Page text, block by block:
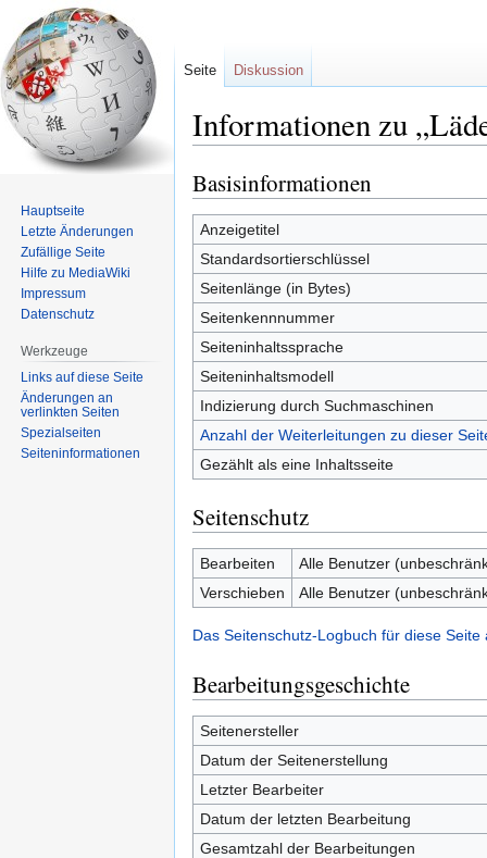
Informationen zu
Zur
Navigation
springen
Zur
Suche
springen
Basisinformationen
Anzeigetitel
Standardsortierschlüssel
Seitenlänge (in Bytes)
Seitenkennnummer
Seiteninhaltssprache
Seiteninhaltsmodell
Indizierung durch Suchmaschinen
Anzahl der Weiterleitungen zu dieser
Gezählt als eine Inhaltsseite
Seitenschutz
Bearbeiten
Alle Benutzer
Verschieben
Alle Benutzer
Das Seitenschutz-Logbuch für diese Seite
Bearbeitungsgeschichte
Seitenersteller
Datum der Seitenerstellung
Letzter Bearbeiter
Datum der letzten Bearbeitung
Gesamtzahl der Bearbeitungen
Seite Diskussion
Hauptseite
Letzte Änderungen
Zufällige Seite
Hilfe zu MediaWiki
Impressum
Datenschutz
Werkzeuge
Links auf diese Seite
Änderungen an
verlinkten Seiten
Spezialseiten
Seiten­informationen